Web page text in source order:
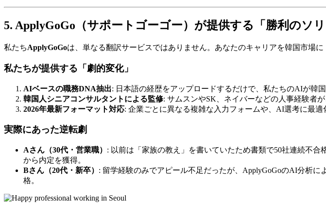
5. ApplyGoGo（サポートゴーゴー）が提供する「勝利のソリ
私たち​ApplyGoGoは、単なる翻訳サービスではありません。あなたのキャリアを韓国市場
私たちが提供する「劇的変化」
AIベースの職務DNA抽出: 日本語の経歴をアップロードするだけで、私たちのAIが韓
韓国人シニアコンサルタントによる監修: サムスンやSK、ネイバーなどの人事経験者
2026年最新フォーマット対応: 企業ごとに異なる複雑な入力フォームや、AI選考に最適
実際にあった逆転劇
Aさん（30代・営業職） : 以前は「家族の教え」を書いていたため書類で50社連続不
から内定を獲得。
Bさん（20代・新卒） : 留学経験のみでアピール不足だったが、ApplyGoGoのAI分析
格。